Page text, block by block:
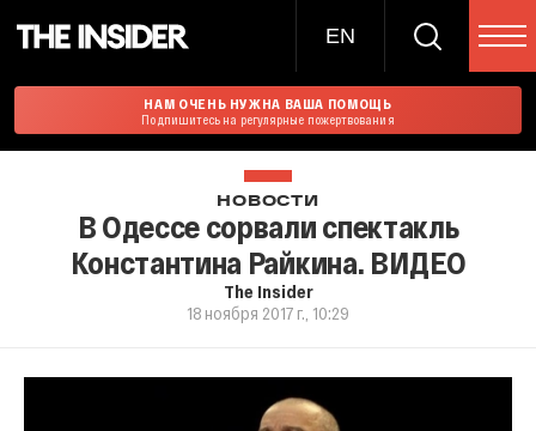
EN
НАМ ОЧЕНЬ НУЖНА ВАША ПОМОЩЬ
Подпишитесь на регулярные пожертвования
НОВОСТИ
В Одессе сорвали спектакль
Константина Райкина. ВИДЕО
The Insider
18 ноября 2017 г., 10:29